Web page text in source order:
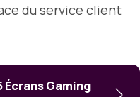
du service client
Écrans Gaming